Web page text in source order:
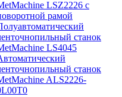
LSZ2226 с
рамой
станок
LS4045
станок
ALS2226-